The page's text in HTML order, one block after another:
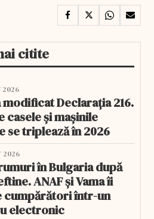
citite
2026
modificat Declarația 216.
casele și mașinile
se triplează în 2026
2026
în Bulgaria după
ANAF și Vama îi
cumpărători într-un
electronic